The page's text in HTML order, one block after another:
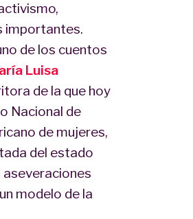
importantes.
de los cuentos
Luisa
de la que hoy
Nacional de
de mujeres,
del estado
aseveraciones
modelo de la